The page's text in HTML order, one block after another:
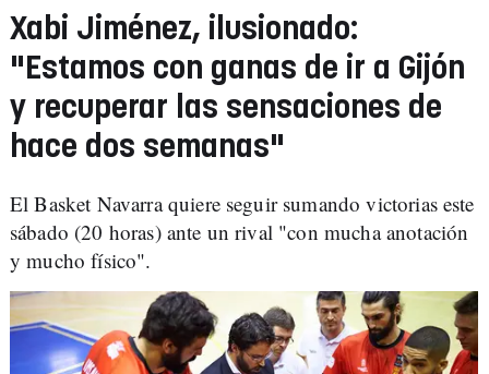
Xabi Jiménez, ilusionado:
"Estamos con ganas de ir a Gijón
y recuperar las sensaciones de
hace dos semanas"
El Basket Navarra quiere seguir sumando victorias este
sábado (20 horas) ante un rival "con mucha anotación
y mucho físico".